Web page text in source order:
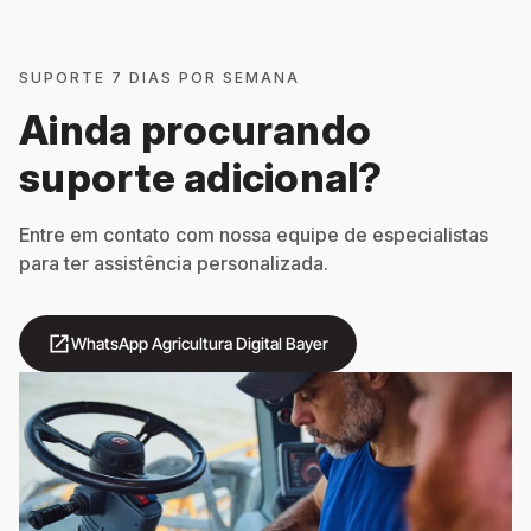
SUPORTE 7 DIAS POR SEMANA
Ainda procurando
suporte adicional?
Entre em contato com nossa equipe de especialistas
para ter assistência personalizada.
WhatsApp Agricultura Digital Bayer
open_in_new